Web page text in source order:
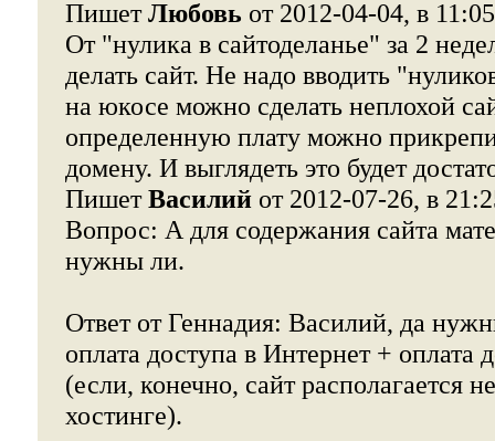
ПишетЛюбовь от 2012-04-04, в
От "нулика в сайтоделанье" за 2
делать сайт. Не надо вводить
на юкосе можно сделать неплохой
определенную плату можно
домену. И выглядеть это будет
ПишетВасилий от 2012-07-26, в
Вопрос: А для содержания сайта
нужны ли.
Ответ от Геннадия: Василий, да
оплата доступа в Интернет + оплата
(если, конечно, сайт располагается
хостинге).